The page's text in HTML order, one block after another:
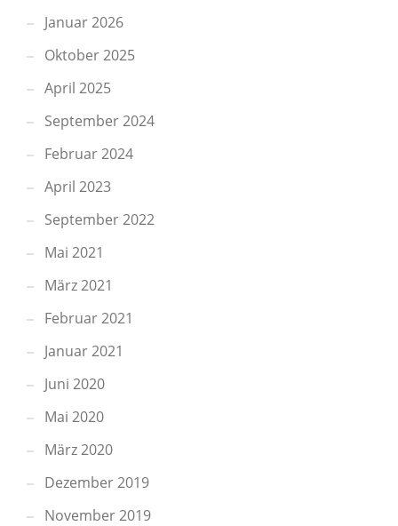
Januar 2026
Oktober 2025
April 2025
September 2024
Februar 2024
April 2023
September 2022
Mai 2021
März 2021
Februar 2021
Januar 2021
Juni 2020
Mai 2020
März 2020
Dezember 2019
November 2019